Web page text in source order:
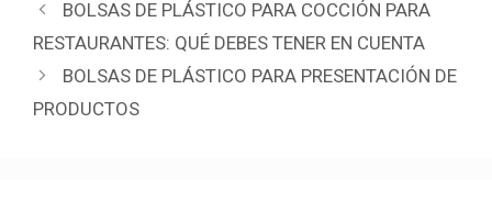
BOLSAS DE PLÁSTICO PARA COCCIÓN PARA
RESTAURANTES: QUÉ DEBES TENER EN CUENTA
BOLSAS DE PLÁSTICO PARA PRESENTACIÓN DE
PRODUCTOS